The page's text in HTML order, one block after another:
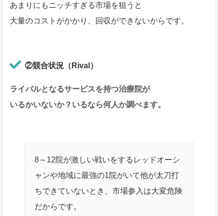
あまりにもニッチすぎる市場を狙うと
大量のコストがかかり、回収ができないからです。
②競合状況（Rival）
ライバルとなるサービスを持つ治療院が
いるかいないか？いるなら何人か調べます。
8～12院が激しい戦いをするレッドオーシ
ャンや地域に最強の1院がいて他が太刀打
ちできていないとき、市場参入は大変危険
だからです。